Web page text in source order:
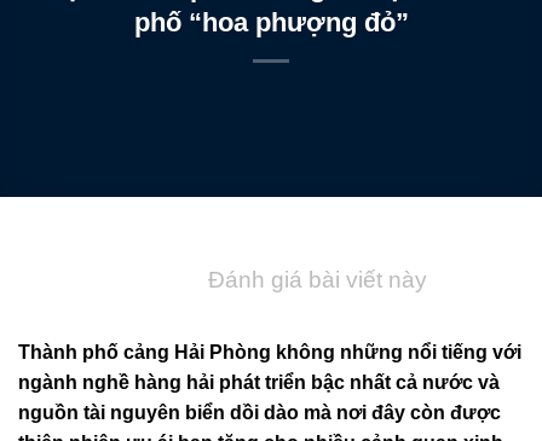
phố “hoa phượng đỏ”
Đánh giá bài viết này
Thành phố cảng Hải Phòng không những nổi tiếng với
ngành nghề hàng hải phát triển bậc nhất cả nước và
nguồn tài nguyên biển dồi dào mà nơi đây còn được